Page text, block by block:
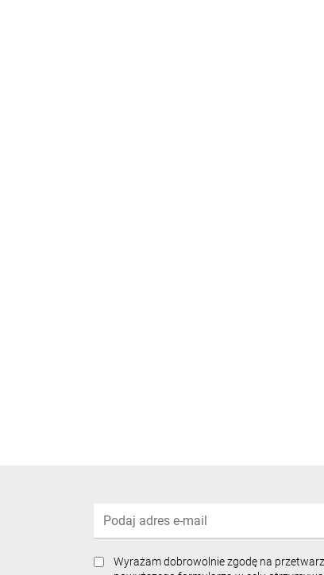
Wyrażam dobrowolnie zgodę na